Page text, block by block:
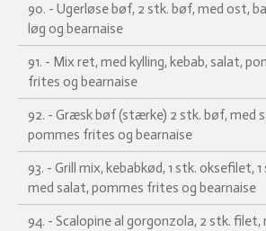
90. - Ugerløse bøf, 2 stk. bøf, med ost,
løg og bearnaise
91. - Mix ret, med kylling, kebab, salat,
frites og bearnaise
92. - Græsk bøf (stærke) 2 stk. bøf, med
pommes frites og bearnaise
93. - Grill mix, kebabkød, 1 stk. oksefilet,
med salat, pommes frites og bearnaise
94. - Scalopine al gorgonzola, 2 stk. filet,